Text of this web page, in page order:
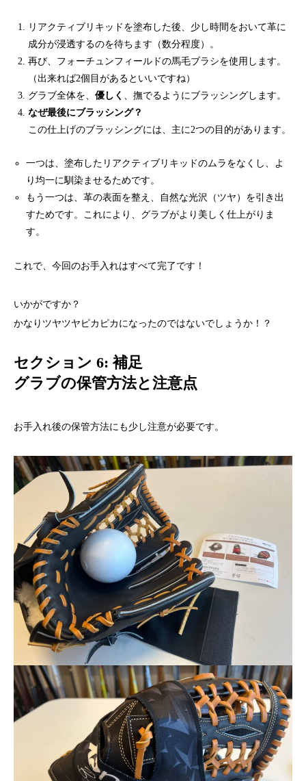
リアクティブリキッドを塗布した後、少し時間をおいて革に
成分が浸透するのを待ちます（数分程度）。
再び、フォーチュンフィールドの馬毛ブラシを使用します。
（出来れば2個目があるといいですね）
グラブ全体を、 優しく
、撫でるようにブラッシングします。
なぜ最後にブラッシング？
この仕上げのブラッシングには、主に2つの目的があります。
一つは、塗布したリアクティブリキッドのムラをなくし、よ
り均一に馴染ませるためです。
もう一つは、革の表面を整え、自然な光沢（ツヤ）を引き出
すためです。これにより、グラブがより美しく仕上がりま
す。
これで、今回のお手入れはすべて完了です！
いかがですか？
かなりツヤツヤピカピカになったのではないでしょうか！？
セクション 6: 補足
グラブの保管方法と注意点
お手入れ後の保管方法にも少し注意が必要です。